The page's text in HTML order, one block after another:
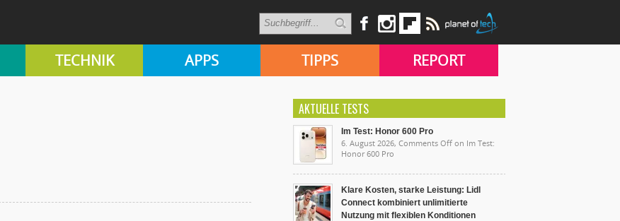
TECHNIK APPS TIPPS REPORT
AKTUELLE TESTS
Im Test: Honor 600 Pro
6. August 2026, Comments Off on Im Test:
Honor 600 Pro
Klare Kosten, starke Leistung: Lidl
Connect kombiniert unlimitierte
Nutzung mit flexiblen Konditionen